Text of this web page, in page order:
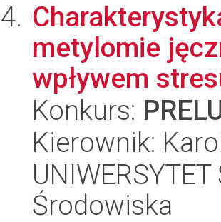
metylomie
wpływem
Konkurs:
Kierownik:
Środowiska